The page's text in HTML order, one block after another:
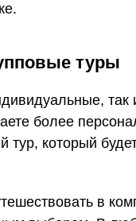
туры
более
тур, который
в